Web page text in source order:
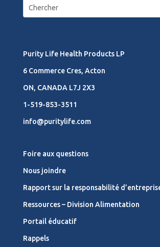
Purity Life Health Products LP
6 Commerce Cres, Acton
ON, CANADA L7J 2X3
1-519-853-3511
info@puritylife.com
Foire aux questions
Nous joindre
Rapport sur la responsabilité
Ressources – Division Alimentation
Portail éducatif
Rappels